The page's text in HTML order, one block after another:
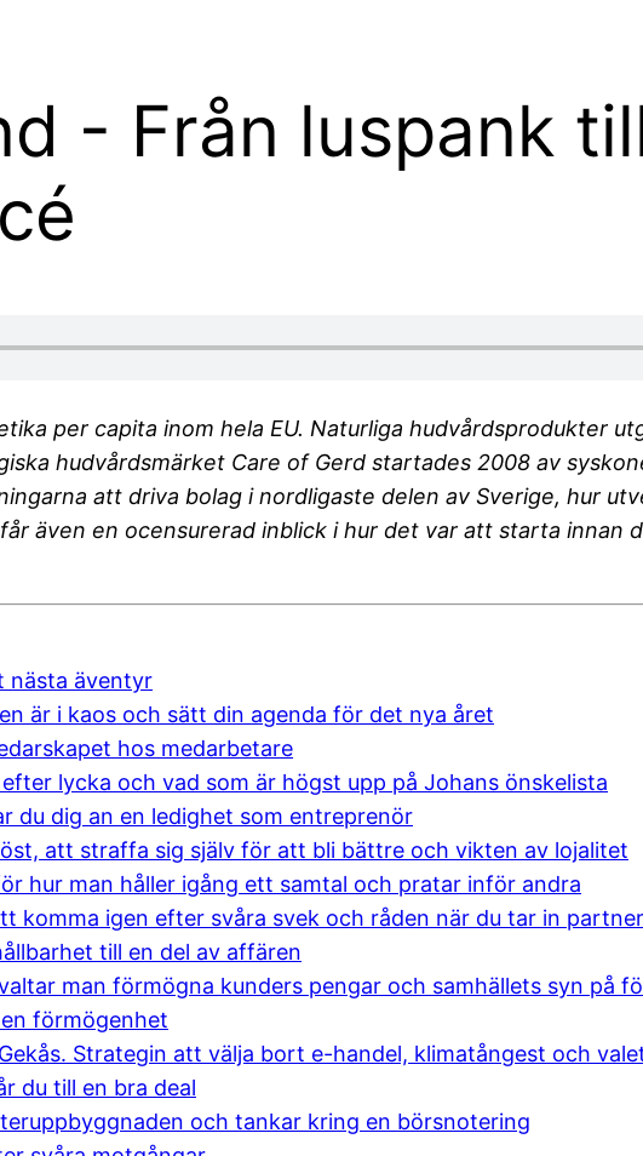
- Från luspank
per capita inom hela EU. Naturliga hudvårdsprodukter
hudvårdsmärket Care of Gerd startades 2008 av
att driva bolag i nordligaste delen av Sverige, hur
även en ocensurerad inblick i hur det var att starta innan